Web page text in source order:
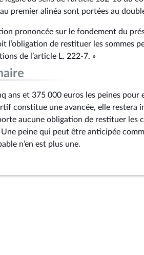
premier alinéa sont portées au
prononcée sur le fondement du
l’obligation de restituer les sommes
de l’article L. 222‑7. »
ans et 375 000 euros les peines pour
constitue une avancée, elle restera
aucune obligation de restituer les
peine qui peut être anticipée
n’en est plus une.